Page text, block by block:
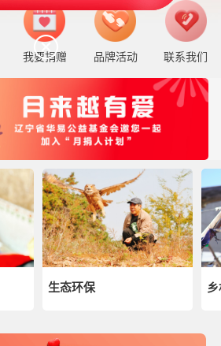
我要捐赠 品牌活动 联系我们
生态环保